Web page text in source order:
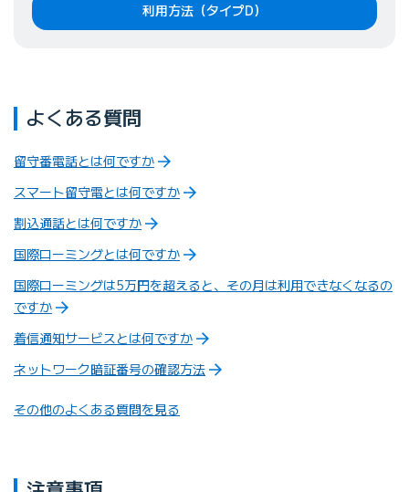
利用方法（タイプD）
よくある質問
留守番電話とは何ですか
スマート留守電とは何ですか
割込通話とは何ですか
国際ローミングとは何ですか
国際ローミングは5万円を超えると、その月は利用できなくなるの
ですか
着信通知サービスとは何ですか
ネットワーク暗証番号の確認方法
その他のよくある質問を見る